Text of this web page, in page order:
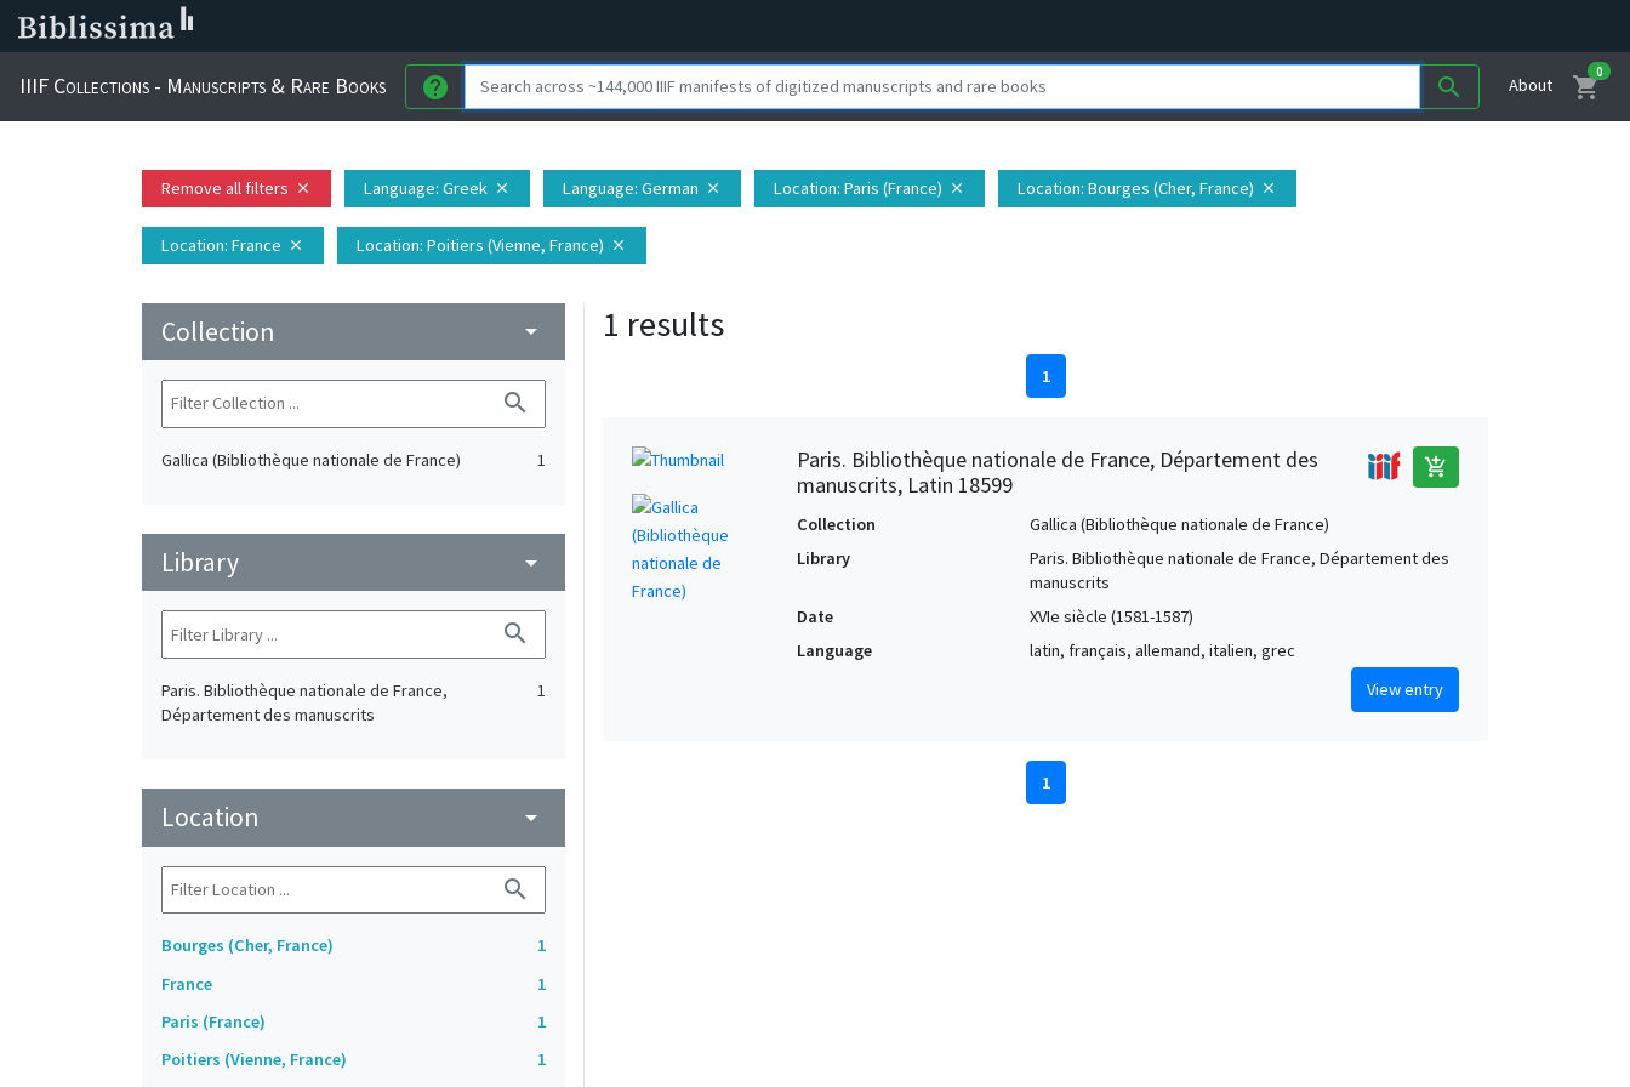
IIIF Collections - Manuscripts & Rare Books help search About shopping_cart
0
Remove all filters close Language: Greek close Language: German close Location: Paris (France) close Location: Bourges (Cher, France) close
Location: France close Location: Poitiers (Vienne, France) close
Collection arrow_drop_down
search
Gallica (Bibliothèque nationale de France) 1
Library arrow_drop_down
search
Paris. Bibliothèque nationale de France,
Département des manuscrits
1
Location arrow_drop_down
search
Bourges (Cher, France)
1
France
1
Paris (France)
1
Poitiers (Vienne, France)
1
1 results
1
Paris. Bibliothèque nationale de France, Département des
manuscrits, Latin 18599
add_shopping_cart
Collection
Gallica (Bibliothèque nationale de France)
Library
Paris. Bibliothèque nationale de France, Département des
manuscrits
Date
XVIe siècle (1581-1587)
Language
latin, français, allemand, italien, grec
View entry
1